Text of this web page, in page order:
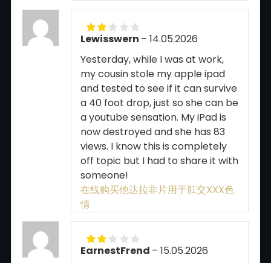
Rated
of 5
Lewisswern – 14.05.2026
Yesterday, while I was at work,
my cousin stole my apple ipad
and tested to see if it can survive
a 40 foot drop, just so she can be
a youtube sensation. My iPad is
now destroyed and she has 83
views. I know this is completely
off topic but I had to share it with
someone!
在线购买他达拉非片用于肛交XXX色
情
Rated
EarnestFrend – 15.05.2026